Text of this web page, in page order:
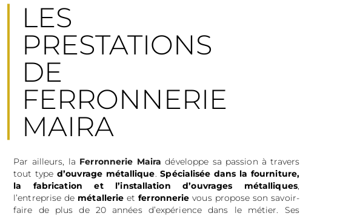
LES
PRESTATIONS
DE
FERRONNERIE
MAIRA
Par ailleurs, la Ferronnerie Maira développe sa passion à travers
tout typed’ouvrage métallique.Spécialisée dans la fourniture,
la fabrication et l’installation d’ouvrages métalliques,
l’entreprise de métallerie etferronnerie vous propose son savoir-
faire de plus de 20 années d’expérience dans le métier. Ses